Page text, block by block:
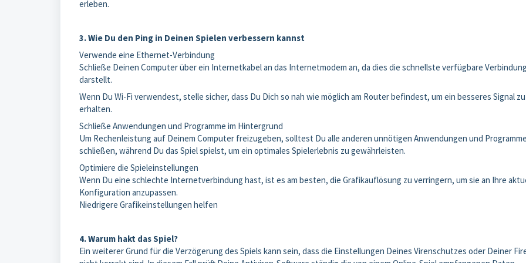
erleben.
3. Wie Du den Ping in Deinen Spielen verbessern kannst
Verwende eine Ethernet-Verbindung
Schließe Deinen Computer über ein Internetkabel an das Internetmodem an, da dies die schnellste verfügbare Verbindung
darstellt.
Wenn Du Wi-Fi verwendest, stelle sicher, dass Du Dich so nah wie möglich am Router befindest, um ein besseres Signal zu
erhalten.
Schließe Anwendungen und Programme im Hintergrund
Um Rechenleistung auf Deinem Computer freizugeben, solltest Du alle anderen unnötigen Anwendungen und Programme
schließen, während Du das Spiel spielst, um ein optimales Spielerlebnis zu gewährleisten.
Optimiere die Spieleinstellungen
Wenn Du eine schlechte Internetverbindung hast, ist es am besten, die Grafikauflösung zu verringern, um sie an Ihre
Konfiguration anzupassen.
Niedrigere Grafikeinstellungen helfen
4. Warum hakt das Spiel?
Ein weiterer Grund für die Verzögerung des Spiels kann sein, dass die Einstellungen Deines Virenschutzes oder Deiner